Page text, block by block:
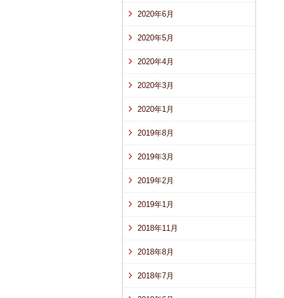
2020年6月
2020年5月
2020年4月
2020年3月
2020年1月
2019年8月
2019年3月
2019年2月
2019年1月
2018年11月
2018年8月
2018年7月